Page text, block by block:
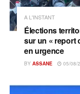
A L'INSTANT
Élections
sur un « report
en urgence
BY ASSANE 05/08/